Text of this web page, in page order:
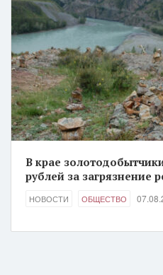
В крае
рублей за загрязнение
НОВОСТИ ОБЩЕСТВО